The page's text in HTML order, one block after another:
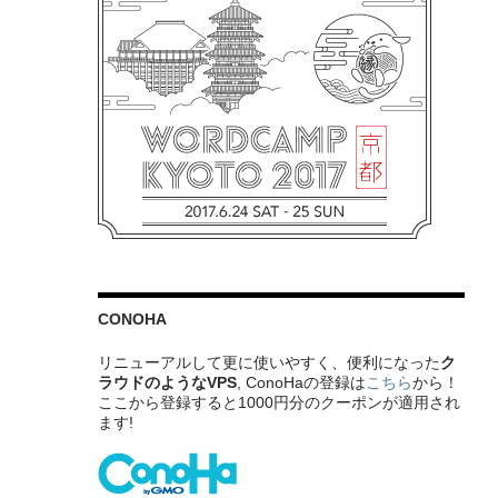
CONOHA
リニューアルして更に使いやすく、便利になったク
ラウドのようなVPS, ConoHaの登録はこちらから！
ここから登録すると1000円分のクーポンが適用され
ます!